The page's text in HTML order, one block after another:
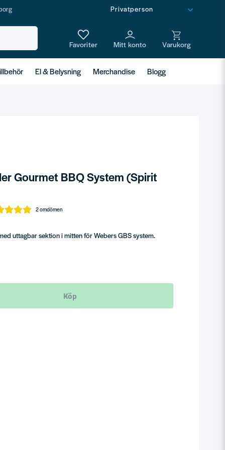
El & Belysning Merchandise Blogg
Gourmet BBQ System (Spirit
2 omdömen
uttagbar sektion i mitten för Webers GBS system.
Köp